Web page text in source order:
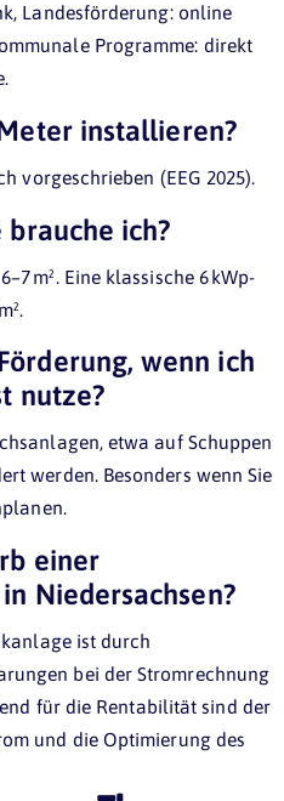
Landesförderung: online
Programme: direkt
installieren?
vorgeschrieben (EEG 2025).
ich?
m². Eine klassische 6 kWp-
wenn ich
nutze?
etwa auf Schuppen
werden. Besonders wenn Sie
einer
Niedersachsen?
ist durch
bei der Stromrechnung
für die Rentabilität sind der
und die Optimierung des
und Kosten vergleichen
VERGLEICHEN